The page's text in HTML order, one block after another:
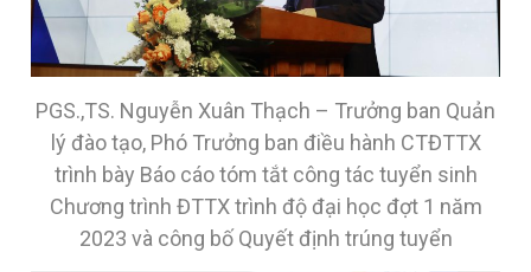
PGS.,TS. Nguyễn Xuân Thạch – Trưởng ban Quản
lý đào tạo, Phó Trưởng ban điều hành CTĐTTX
trình bày Báo cáo tóm tắt công tác tuyển sinh
Chương trình ĐTTX trình độ đại học đợt 1 năm
2023 và công bố Quyết định trúng tuyển